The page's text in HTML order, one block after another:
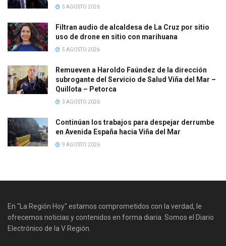
5 AGOSTO 2026
Filtran audio de alcaldesa de La Cruz por sitio
uso de drone en sitio con marihuana
5 AGOSTO 2026
Remueven a Haroldo Faúndez de la dirección
subrogante del Servicio de Salud Viña del Mar –
Quillota – Petorca
3 AGOSTO 2026
Continúan los trabajos para despejar derrumbe
en Avenida España hacia Viña del Mar
9 AGOSTO 2026
En "La Región Hoy" estamos comprometidos con la verdad, le
ofrecemos noticias y contenidos en forma diaria. Somos el Diario
Electrónico de la V Región.